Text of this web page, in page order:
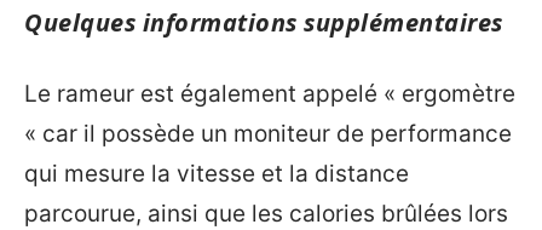
Quelques informations supplémentaires
Le rameur est également appelé « ergomètre
« car il possède un moniteur de performance
qui mesure la vitesse et la distance
parcourue, ainsi que les calories brûlées lors